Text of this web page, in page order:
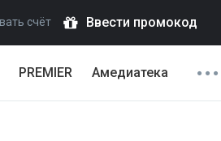
счёт Ввести промокод
PREMIER Амедиатека